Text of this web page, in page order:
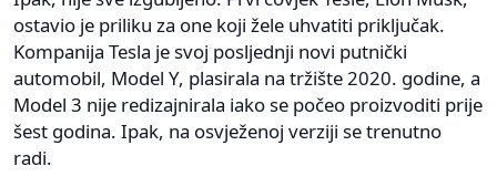
ostavio je priliku za one koji žele uhvatiti priključak.
Kompanija Tesla je svoj posljednji novi putnički
automobil, Model Y, plasirala na tržište 2020. godine, a
Model 3 nije redizajnirala iako se počeo proizvoditi prije
šest godina. Ipak, na osvježenoj verziji se trenutno
radi.